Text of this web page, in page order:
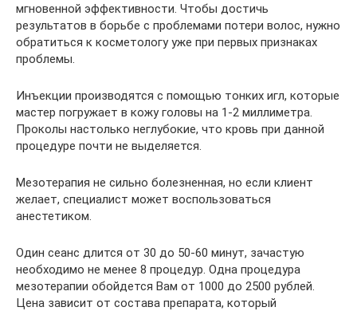
мгновенной эффективности. Чтобы достичь
результатов в борьбе с проблемами потери волос, нужно
обратиться к косметологу уже при первых признаках
проблемы.
Инъекции производятся с помощью тонких игл, которые
мастер погружает в кожу головы на 1-2 миллиметра.
Проколы настолько неглубокие, что кровь при данной
процедуре почти не выделяется.
Мезотерапия не сильно болезненная, но если клиент
желает, специалист может воспользоваться
анестетиком.
Один сеанс длится от 30 до 50-60 минут, зачастую
необходимо не менее 8 процедур. Одна процедура
мезотерапии обойдется Вам от 1000 до 2500 рублей.
Цена зависит от состава препарата, который